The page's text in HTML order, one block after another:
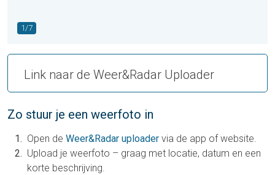
1/7
Link naar de Weer&Radar Uploader
Zo stuur je een weerfoto in
Open de Weer&Radar uploader via de app of website.
Upload je weerfoto – graag met locatie, datum en een
korte beschrijving.